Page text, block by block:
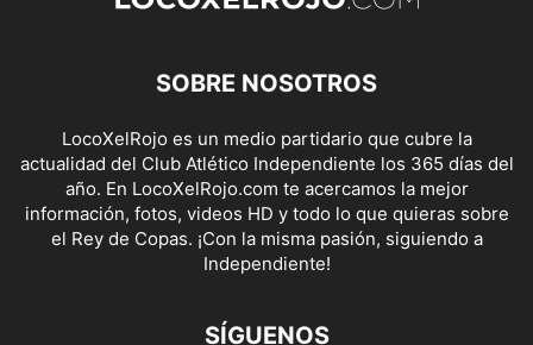
SOBRE NOSOTROS
LocoXelRojo es un medio partidario que cubre la
actualidad del Club Atlético Independiente los 365 días del
año. En LocoXelRojo.com te acercamos la mejor
información, fotos, videos HD y todo lo que quieras sobre
el Rey de Copas. ¡Con la misma pasión, siguiendo a
Independiente!
SÍGUENOS